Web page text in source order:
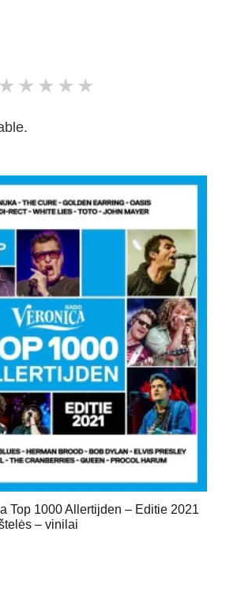
Top 1000 Allertijden – Editie 2021
– vinilai